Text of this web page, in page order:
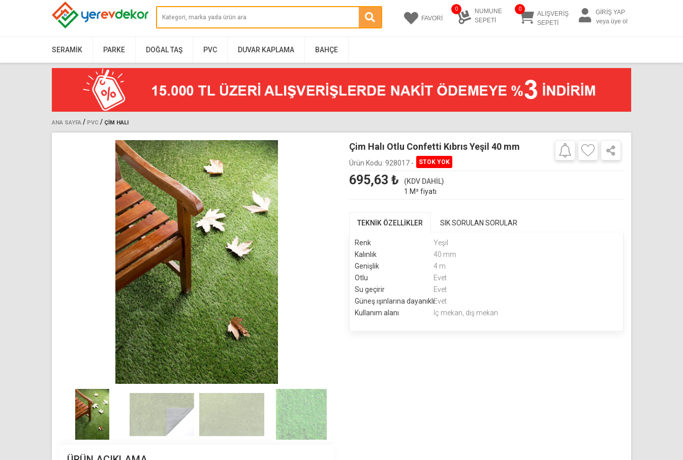
FAVORİ
0
NUMUNE
SEPETİ
0
ALIŞVERİŞ
SEPETİ
GİRİŞ YAP
veya üye ol
SERAMIK PARKE DOĞAL TAŞ PVC DUVAR KAPLAMA BAHÇE
ANA SAYFA / PVC / ÇIM HALI
Çim Halı Otlu Confetti Kıbrıs Yeşil 40 mm
Ürün Kodu: 928017 -
695,63 ₺
(KDV DAHİL)
1 M² fiyatı
TEKNİK ÖZELLİKLER SIK SORULAN SORULAR
Renk
Yeşil
Kalınlık
40 mm
Genişlik
4 m
Otlu
Evet
Su geçirir
Evet
Güneş ışınlarına dayanıklıEvet
Kullanım alanı
Iç mekan, dış mekan